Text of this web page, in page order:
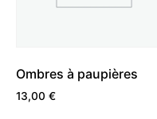
Ombres à paupières
13,00 €